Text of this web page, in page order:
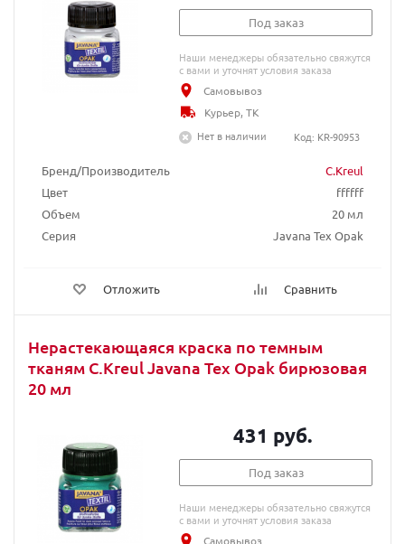
Бренд/Производитель
C.Kreul
Цвет
ffffff
Объем
20 мл
Серия
Javana Tex Opak
Отложить Сравнить
Под заказ
Наши менеджеры обязательно свяжутся
с вами и уточнят условия заказа
Самовывоз
Курьер, ТК
Нет в наличии
Код: KR-90953
Нерастекающаяся краска по темным
тканям C.Kreul Javana Tex Opak бирюзовая
20 мл
431 руб.
Под заказ
Наши менеджеры обязательно свяжутся
с вами и уточнят условия заказа
Самовывоз